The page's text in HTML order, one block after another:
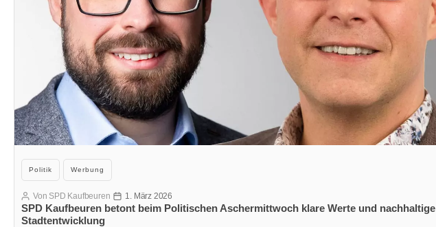
Kategorien
Politik Werbung
SPD Kaufbeuren betont beim Politischen Aschermittwoch klare Werte und nachhaltige
Stadtentwicklung
Beitragsautor
Von SPD Kaufbeuren Veröffentlichungsdatum
1. März 2026